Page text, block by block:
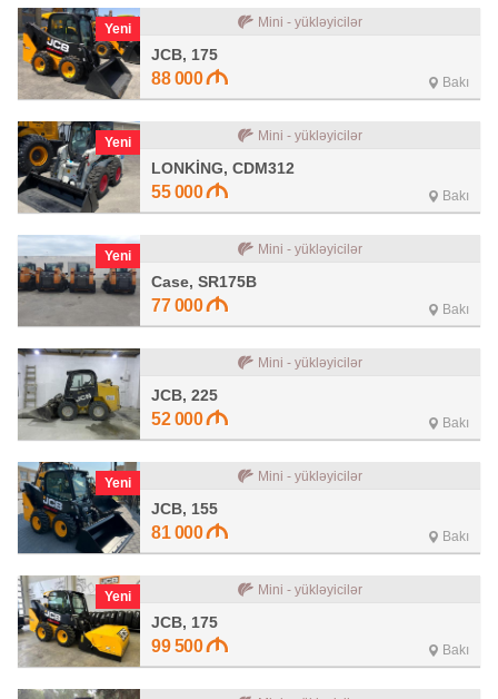
Yeni Mini - yükləyicilər
JCB, 175
88 000 Bakı
Yeni Mini - yükləyicilər
LONKİNG, CDM312
55 000 Bakı
Yeni Mini - yükləyicilər
Case, SR175B
77 000 Bakı
Mini - yükləyicilər
JCB, 225
52 000 Bakı
Yeni Mini - yükləyicilər
JCB, 155
81 000 Bakı
Yeni Mini - yükləyicilər
JCB, 175
99 500 Bakı